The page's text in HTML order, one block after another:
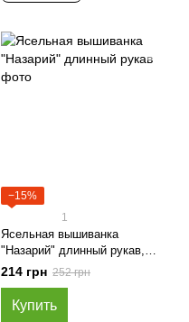
−15%
1
Ясельная вышиванка
"Назарий" длинный рукав,
Индиго, 62 (3 мес)
214 грн 252 грн
Купить